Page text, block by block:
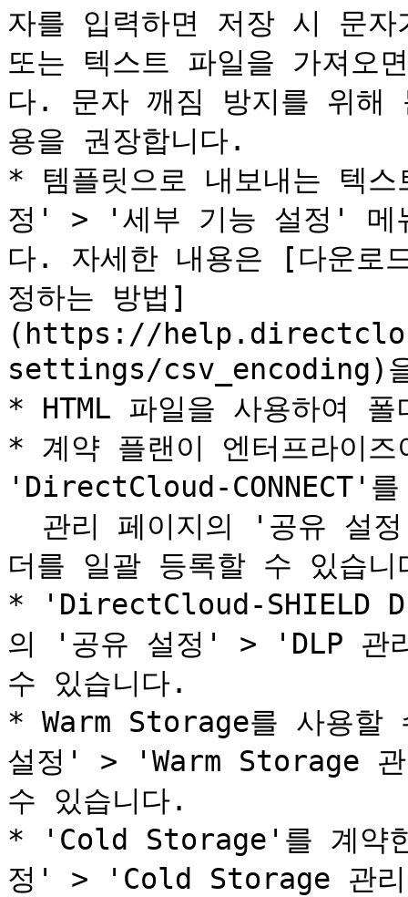
자를 입력하면 저장 시 문
또는 텍스트 파일을 가져오
다. 문자 깨짐 방지를 위해
용을 권장합니다.
* 템플릿으로 내보내는 텍
정' > '세부 기능 설정' 메
다. 자세한 내용은 [다운로
정하는 방법]
(https://
settings/csv_encoding)
* HTML 파일을 사용하여
* 계약 플랜이 엔터프라이
'DirectCloud-CONNECT'
더를 일괄 등록할 수 있습
* 'DirectCloud-SHIELD
의 '공유 설정' > 'DLP 관
수 있습니다.
* Warm Storage를 사용할
설정' > 'Warm Storage 관
수 있습니다.
* 'Cold Storage'를 계약
정' > 'Cold Storage 관리'